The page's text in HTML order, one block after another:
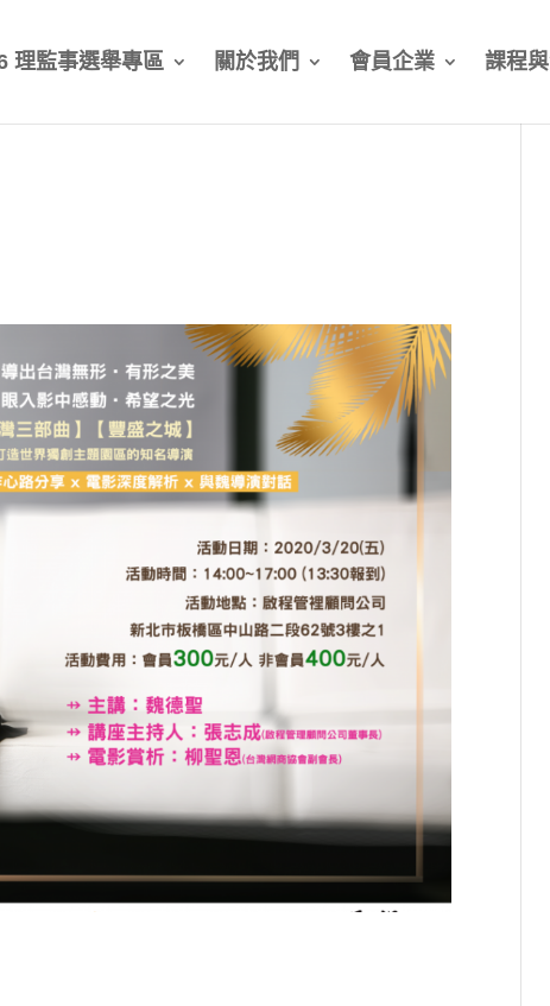
理監事選舉專區 關於我們 會員企業 課程